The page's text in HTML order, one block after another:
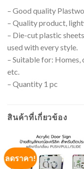
– Good quality
– Quality product,
– Die-cut plastic
used with every style.
– Suitable for: Homes,
etc.
– Quantity 1 pc
สินค้าที่เกี่ยวข้อง
ลดราคา!